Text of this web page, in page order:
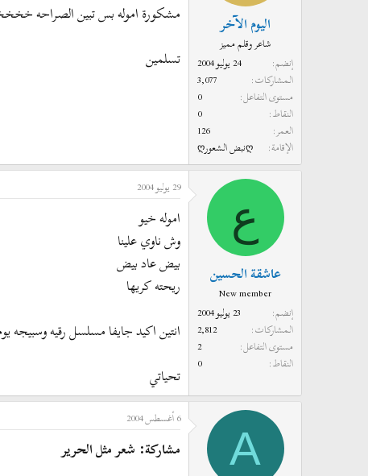
اليوم الآخر
شاعر وقلم مميز
إنضم
24 يوليو 2004
المشاركات
3,077
مستوى التفاعل
0
النقاط
0
العمر
126
الإقامة
ღنبض الشعورღ
مشكورة اموله بس تبين الصراحه
تسلمين
ع
عاشقة الحسين
New member
إنضم
23 يوليو 2004
المشاركات
2,812
مستوى التفاعل
2
النقاط
0
29 يوليو 2004
اموله خيو
وش ناوي علينا
بيض عاد بيض
ريحته كريها
انتين اكيد جايفا مسلسل رقيه وسبيجه
تحياتي
A
6 أغسطس 2004
مشاركة: شعر مثل الحرير